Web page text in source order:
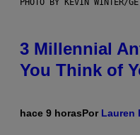
PHOTO BY KEVIN WINTER/
3 Millennial
You Think of
hace 9 horasPor Lauren